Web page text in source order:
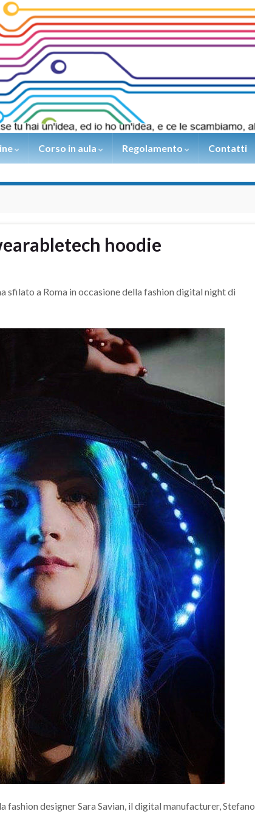
Corso in aula Regolamento Contatti
hoodie
sfilato a Roma in occasione della fashion digital night di
designer Sara Savian, il digital manufacturer, Stefano